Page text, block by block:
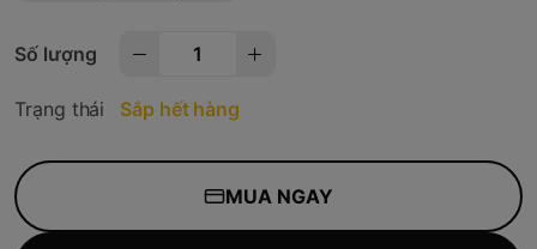
Số lượng
Trạng thái Sắp hết hàng
MUA NGAY